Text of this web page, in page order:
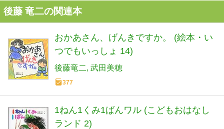
後藤 竜二の関連本
おかあさん、げんきですか。 (絵本・い
つでもいっしょ 14)
後藤竜二 武田美穂
377
1ねん1くみ1ばんワル (こどもおはなし
ランド 2)